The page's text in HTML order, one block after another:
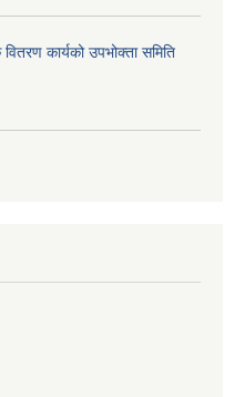
कार्यको उपभोक्ता समिति